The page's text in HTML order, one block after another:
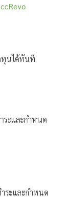
ทุนได้ทันที
ระและกำหนด
ำระและกำหนด